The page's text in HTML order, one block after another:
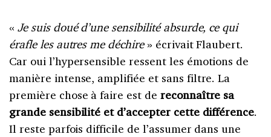
« Je suis doué d’une sensibilité absurde, ce qui
érafle les autres me déchire » écrivait Flaubert.
Car oui l’hypersensible ressent les émotions de
manière intense, amplifiée et sans filtre. La
première chose à faire est de reconnaître sa
grande sensibilité et d’accepter cette différence.
Il reste parfois difficile de l’assumer dans une